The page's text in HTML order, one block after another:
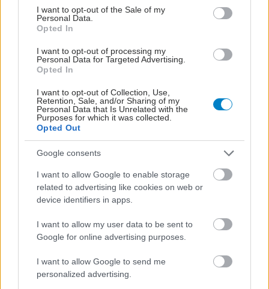
consent section.
I want to opt-out of the Sale of my
Personal Data.
Opted In
I want to opt-out of processing my
Personal Data for Targeted Advertising.
Opted In
I want to opt-out of Collection, Use,
Retention, Sale, and/or Sharing of my
Personal Data that Is Unrelated with the
Purposes for which it was collected.
Opted Out
Google consents
I want to allow Google to enable storage
related to advertising like cookies on web or
device identifiers in apps.
I want to allow my user data to be sent to
Google for online advertising purposes.
I want to allow Google to send me
personalized advertising.
ΣΗΜΕΡΑ ΣΤΟ IATRONET.GR